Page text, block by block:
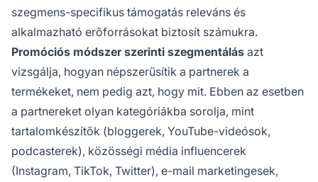
szegmens-specifikus támogatás releváns és
alkalmazható erőforrásokat biztosít számukra.
Promóciós módszer szerinti szegmentálás azt
vizsgálja, hogyan népszerűsítik a partnerek a
termékeket, nem pedig azt, hogy mit. Ebben az esetben
a partnereket olyan kategóriákba sorolja, mint
tartalomkészítők (bloggerek, YouTube-videósok,
podcasterek), közösségi média influencerek
(Instagram, TikTok, Twitter), e-mail marketingesek,